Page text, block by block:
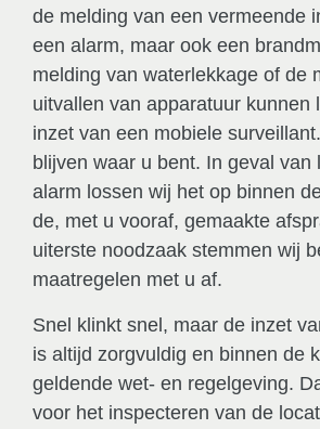
de melding van een vermeende
een alarm, maar ook een
melding van waterlekkage of de
uitvallen van apparatuur kunnen
inzet van een mobiele
blijven waar u bent. In geval van
alarm lossen wij het op binnen
de, met u vooraf, gemaakte
uiterste noodzaak stemmen wij
maatregelen met u af.
Snel klinkt snel, maar de inzet
is altijd zorgvuldig en binnen de
geldende wet- en regelgeving.
voor het inspecteren van de